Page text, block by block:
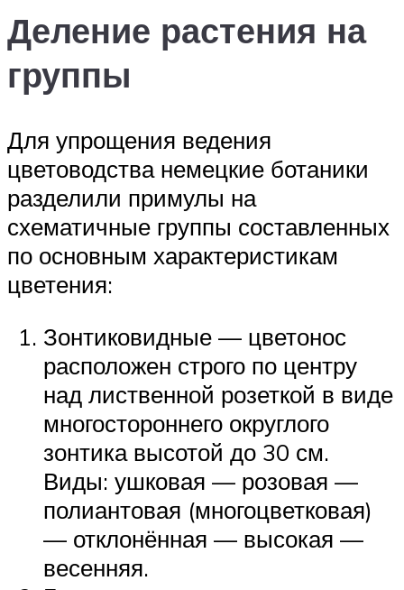
Деление растения на
группы
Для упрощения ведения
цветоводства немецкие ботаники
разделили примулы на
схематичные группы составленных
по основным характеристикам
цветения:
Зонтиковидные — цветонос
расположен строго по центру
над лиственной розеткой в виде
многостороннего округлого
зонтика высотой до 30 см.
Виды: ушковая — розовая —
полиантовая (многоцветковая)
— отклонённая — высокая —
весенняя.